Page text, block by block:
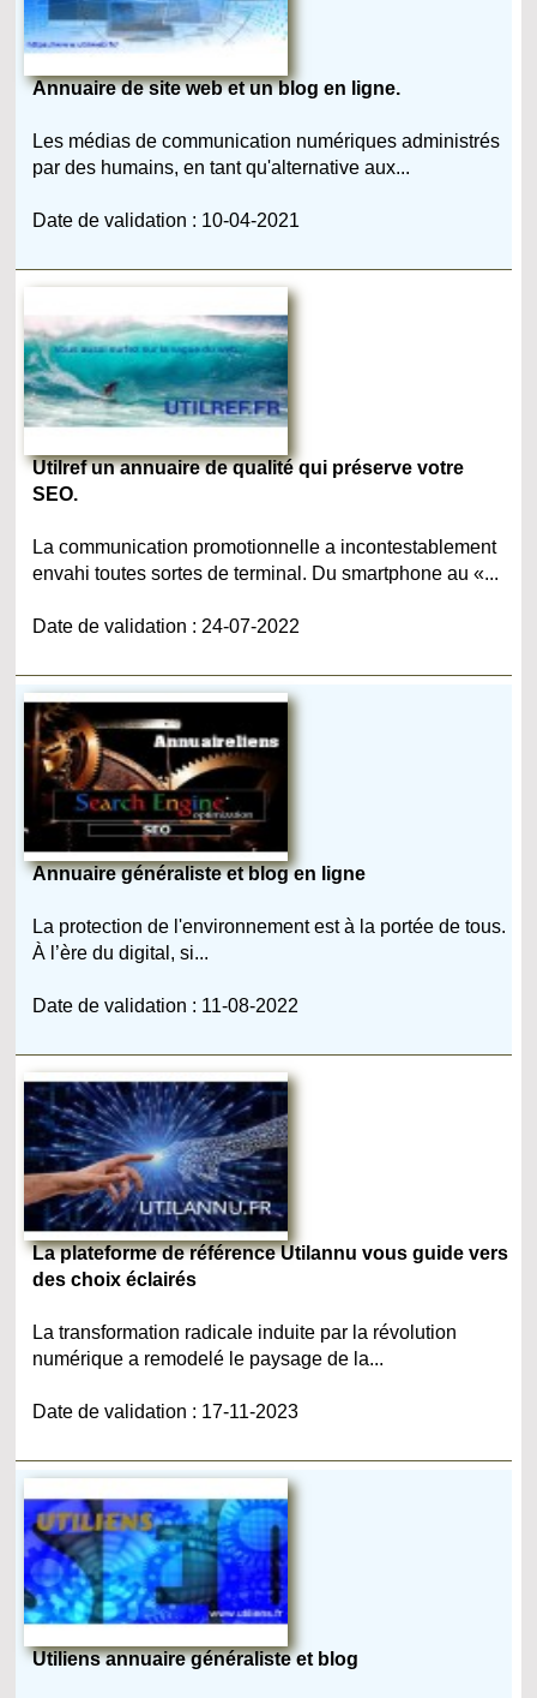
Annuaire de site web et un blog en ligne.
Les médias de communication numériques administrés
par des humains, en tant qu'alternative aux...
Date de validation : 10-04-2021
Utilref un annuaire de qualité qui préserve votre
SEO.
La communication promotionnelle a incontestablement
envahi toutes sortes de terminal. Du smartphone au «...
Date de validation : 24-07-2022
Annuaire généraliste et blog en ligne
La protection de l'environnement est à la portée de tous.
À l’ère du digital, si...
Date de validation : 11-08-2022
La plateforme de référence Utilannu vous guide vers
des choix éclairés
La transformation radicale induite par la révolution
numérique a remodelé le paysage de la...
Date de validation : 17-11-2023
Utiliens annuaire généraliste et blog